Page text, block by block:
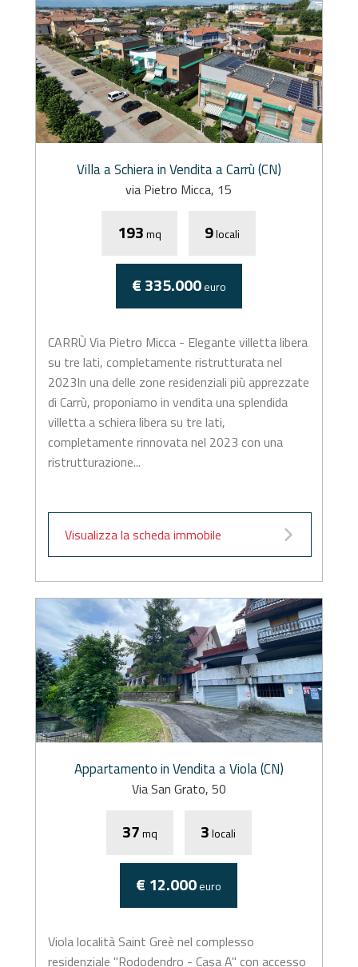
Villa a Schiera in Vendita a Carrù (CN)
via Pietro Micca, 15
193mq 9locali
€ 335.000euro
CARRÙ Via Pietro Micca - Elegante villetta libera
su tre lati, completamente ristrutturata nel
2023In una delle zone residenziali più apprezzate
di Carrù, proponiamo in vendita una splendida
villetta a schiera libera su tre lati,
completamente rinnovata nel 2023 con una
ristrutturazione...
Visualizza la scheda immobile
Appartamento in Vendita a Viola (CN)
Via San Grato, 50
37mq 3locali
€ 12.000euro
Viola località Saint Greè nel complesso
residenziale "Rododendro - Casa A" con accesso